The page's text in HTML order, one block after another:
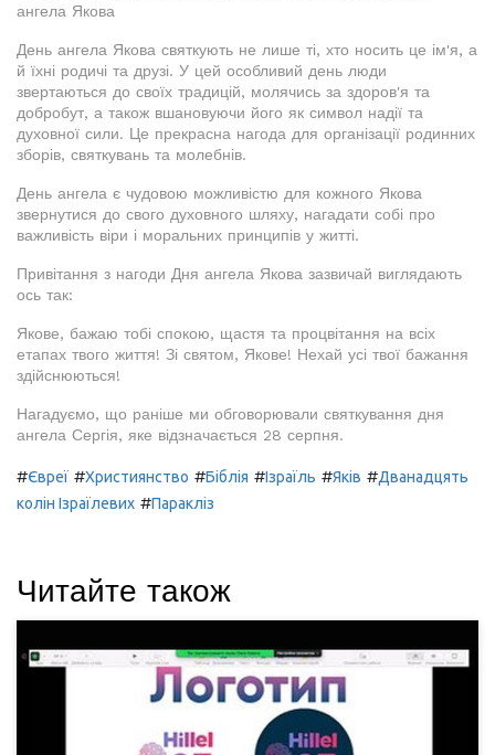
ангела Якова
День ангела Якова святкують не лише ті, хто носить це ім'я, а
й їхні родичі та друзі. У цей особливий день люди
звертаються до своїх традицій, молячись за здоров'я та
добробут, а також вшановуючи його як символ надії та
духовної сили. Це прекрасна нагода для організації родинних
зборів, святкувань та молебнів.
День ангела є чудовою можливістю для кожного Якова
звернутися до свого духовного шляху, нагадати собі про
важливість віри і моральних принципів у житті.
Привітання з нагоди Дня ангела Якова зазвичай виглядають
ось так:
Якове, бажаю тобі спокою, щастя та процвітання на всіх
етапах твого життя! Зі святом, Якове! Нехай усі твої бажання
здійснюються!
Нагадуємо, що раніше ми обговорювали святкування дня
ангела Сергія, яке відзначається 28 серпня.
#Євреї #Християнство #Біблія #Ізраїль #Яків #Дванадцять
колін Ізраїлевих #Паракліз
Читайте також